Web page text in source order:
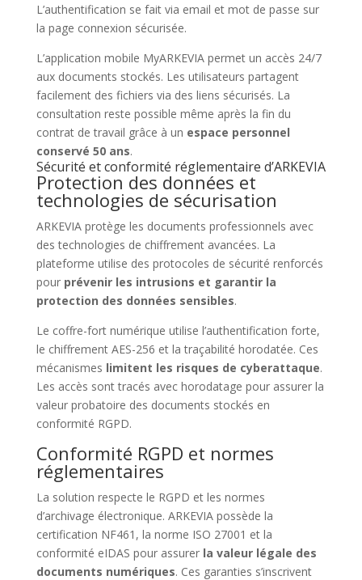
L’authentification se fait via email et mot de passe sur
la page connexion sécurisée.
L’application mobile MyARKEVIA permet un accès 24/7
aux documents stockés. Les utilisateurs partagent
facilement des fichiers via des liens sécurisés. La
consultation reste possible même après la fin du
contrat de travail grâce à un espace personnel
conservé 50 ans.
Sécurité et conformité réglementaire d’ARKEVIA
Protection des données et
technologies de sécurisation
ARKEVIA protège les documents professionnels avec
des technologies de chiffrement avancées. La
plateforme utilise des protocoles de sécurité renforcés
pour prévenir les intrusions et garantir la
protection des données sensibles.
Le coffre-fort numérique utilise l’authentification forte,
le chiffrement AES-256 et la traçabilité horodatée. Ces
mécanismes limitent les risques de cyberattaque.
Les accès sont tracés avec horodatage pour assurer la
valeur probatoire des documents stockés en
conformité RGPD.
Conformité RGPD et normes
réglementaires
La solution respecte le RGPD et les normes
d’archivage électronique. ARKEVIA possède la
certification NF461, la norme ISO 27001 et la
conformité eIDAS pour assurer la valeur légale des
documents numériques. Ces garanties s’inscrivent